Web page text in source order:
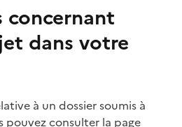
dans votre
à un dossier soumis à
pouvez consulter la page